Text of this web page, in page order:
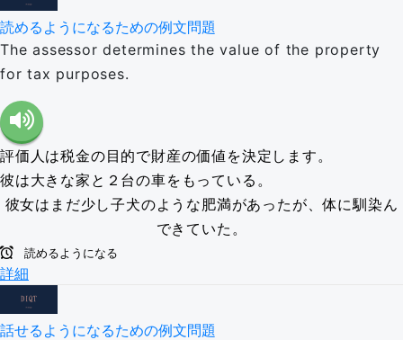
読めるようになるための例文問題
The assessor determines the value of the property
for tax purposes.
評価人は税金の目的で財産の価値を決定します。
彼は大きな家と２台の車をもっている。
彼女はまだ少し子犬のような肥満があったが、体に馴染ん
できていた。
読めるようになる
詳細
話せるようになるための例文問題